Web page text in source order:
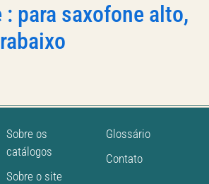
para saxofone alto,
Sobre os
catálogos
Sobre o site
Glossário
Contato